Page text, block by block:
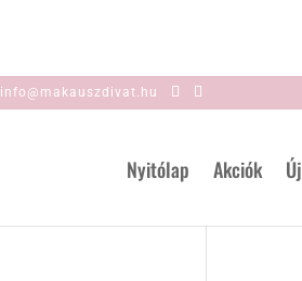
info@makauszdivat.hu
Nyitólap Akciók